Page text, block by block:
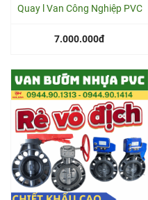
Quay l Van Công Nghiệp PVC
7.000.000đ